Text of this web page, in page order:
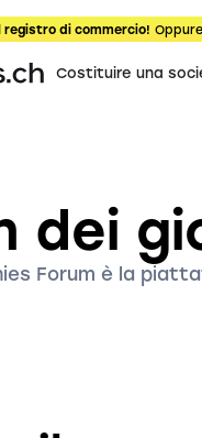
registro di commercio!
Costituire una
dei
Forum è la